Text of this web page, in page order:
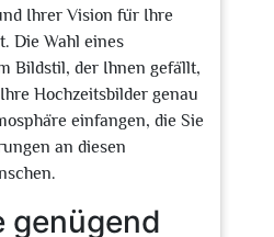
Ihrer Vision für Ihre
Die Wahl eines
Bildstil, der Ihnen gefällt,
Hochzeitsbilder genau
einfangen, die Sie
an diesen
genügend